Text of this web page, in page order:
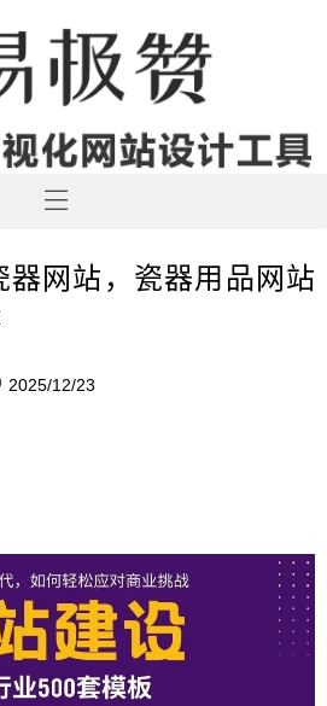
器网站，瓷器用品网站
2025/12/23